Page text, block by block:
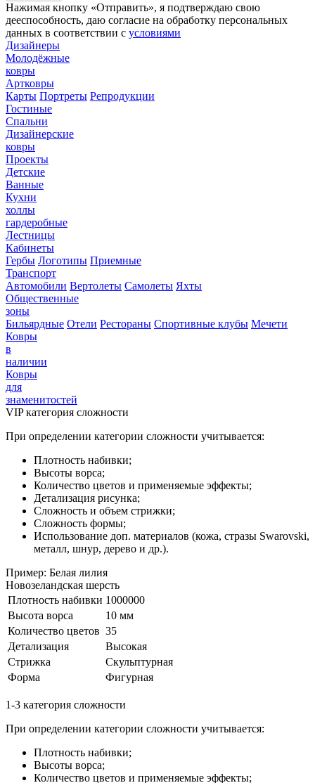
Нажимая кнопку «Отправить», я подтверждаю свою
дееспособность, даю согласие на обработку персональных
данных в соответствии с условиями
Дизайнеры
Молодёжные
ковры
Артковры
Карты Портреты Репродукции
Гостиные
Спальни
Дизайнерские
ковры
Проекты
Детские
Ванные
Кухни
холлы
гардеробные
Лестницы
Кабинеты
Гербы Логотипы Приемные
Транспорт
Автомобили Вертолеты Самолеты Яхты
Общественные
зоны
Бильярдные Отели Рестораны Спортивные клубы Мечети
Ковры
в
наличии
Ковры
для
знаменитостей
VIP категория сложности
При определении категории сложности учитывается:
Плотность набивки;
Высоты ворса;
Количество цветов и применяемые эффекты;
Детализация рисунка;
Сложность и объем стрижки;
Сложность формы;
Использование доп. материалов (кожа, стразы Swarovski,
металл, шнур, дерево и др.).
Пример: Белая лилия
Новозеландская шерсть
Плотность набивки 1000000
Высота ворса
10 мм
Количество цветов 35
Детализация
Высокая
Стрижка
Скульптурная
Форма
Фигурная
1-3 категория сложности
При определении категории сложности учитывается:
Плотность набивки;
Высоты ворса;
Количество цветов и применяемые эффекты;